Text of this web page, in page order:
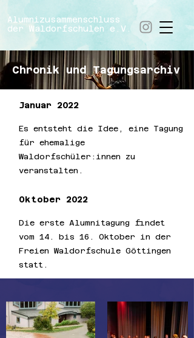
Alumnizusammenschluss
der​ Waldorfschulen e.V.
Chronik und Tagungsarchiv
Januar 2022
Es entsteht die Idee, eine Tagung
für ehemalige
Waldorfschüler:innen zu
veranstalten.
Oktober 2022
Die erste Alumnitagung findet
vom 14. bis 16. Oktober in der
Freien Waldorfschule Göttingen
statt.